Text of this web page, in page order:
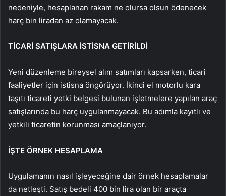
nedeniyle, hesaplanan rakam ne olursa olsun ödenecek
harç bin liradan az olamayacak.
TİCARİ SATIŞLARA İSTİSNA GETİRİLDİ
Yeni düzenleme bireysel alım satımları kapsarken, ticari
faaliyetler için istisna öngörüyor. İkinci el motorlu kara
taşıtı ticareti yetki belgesi bulunan işletmelere yapılan araç
satışlarında bu harç uygulanmayacak. Bu adımla kayıtlı ve
yetkili ticaretin korunması amaçlanıyor.
İŞTE ÖRNEK HESAPLAMA
Uygulamanın nasıl işleyeceğine dair örnek hesaplamalar
da netleşti. Satış bedeli 400 bin lira olan bir araçta